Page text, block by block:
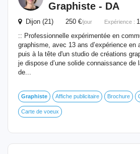
Graphiste - DA
Dijon (21) 250 €/jour Expérience :
:: Professionnelle expérimentée en
graphisme, avec 13 ans d’expérience en
puis à la tête d'un studio de créations
je dispose d’une solide connaissance de
de...
Graphiste Affiche publicitaire Brochure
Carte de voeux